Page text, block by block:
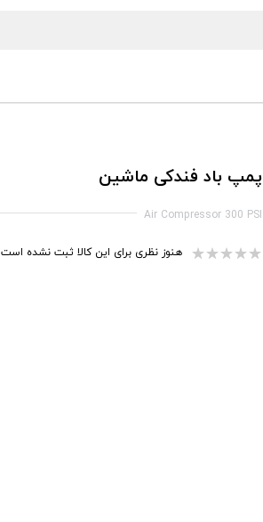
پمپ باد فندکی ماشین
Air Compressor 300 PSI
هنوز نظری برای این کالا ثبت نشده است